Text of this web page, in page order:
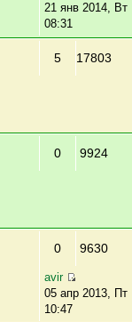
21 янв 2014, Вт
08:31
5 17803
0 9924
0 9630
avir
05 апр 2013, Пт
10:47